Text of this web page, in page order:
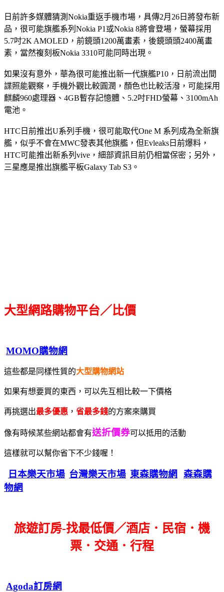
日前許多媒體猜測Nokia重返手機市場，具傳2月26日將發布新
品，很可能旗艦系列Nokia P1或Nokia 8將會登場，螢幕採用
5.7吋2K AMOLED，前鏡頭1200萬畫素，後鏡頭頭2400萬畫
素，當然複刻板Nokia 3310可能同時出現。
如果沒有意外，華為很可能推出新一代旗艦P10，日前流出間
諜照能觀察，手機外觀比較圓潤，顏色也比較活潑，可能採用
麒麟960處理器、4GB暫存記憶體、5.2吋FHD螢幕、3100mAh
電池。
HTC日前推出U系列手機，很可能取代One M 系列成為全新旗
艦，似乎不會在MWC發表其他旗艦，但Evleaks日前爆料，
HTC可能推出新系列vive，細部資訊目前仍相當保密；另外，
三星應是推出旗艦平板Galaxy Tab S3。
大型網路購物平台／比價
MOMO購物網
這些都是同樣性質的大型購物網站
如果有想要買的東西，可以先互相比較一下價格
再挑選出最多優惠 ， 省最多錢的方案來購買
像有時候某些網站都會有送折價券可以抵用的活動
這樣就可以幫你省下不少錢喔！
日本樂天市場 台灣樂天市場 東森購物網
森森購
物網
旅遊訂房-找最低價／酒店．民宿．機
票．交通．行程
Agoda訂房網